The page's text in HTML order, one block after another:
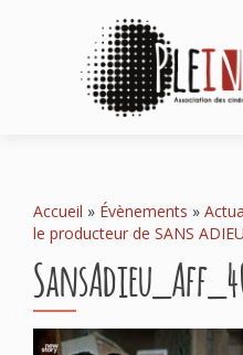
Accueil » Évènements »
le producteur de SANS ADIEU